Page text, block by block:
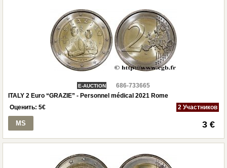
E-AUCTION
686-733665
ITALY 2 Euro “GRAZIE” - Personnel médical 2021 Rome
Оценить: 5€ 2 Участников
MS 3 €